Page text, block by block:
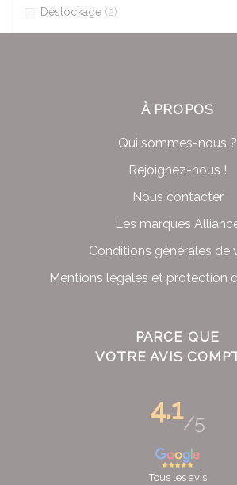
Déstockage (2)
À PROPOS
Qui sommes-nous ?
Rejoignez-nous !
Nous contacter
Les marques
Conditions générales de
Mentions légales et protection
PARCE QUE
VOTRE AVIS
4.1/5
Tous les avis